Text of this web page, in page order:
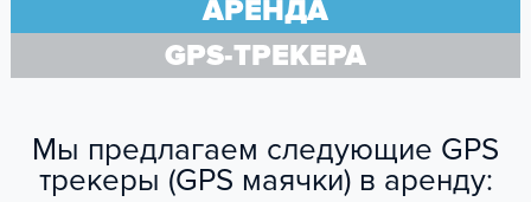
АРЕНДА
GPS-ТРЕКЕРА
Мы предлагаем следующие GPS
трекеры (GPS маячки) в аренду: